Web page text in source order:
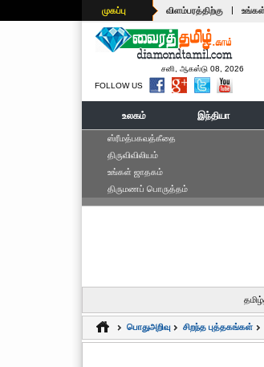
முகப்பு விளம்பரத்திற்கு | உங்கள்
சனி, ஆகஸ்டு 08, 2026
FOLLOW US
உலகம் இந்தியா
ஸ்ரீமத்பகவத்கீதை
திருவிவிலியம்
உங்கள் ஜாதகம்
திருமணப் பொருத்தம்
பொதுஅறிவு சிறந்த புத்தகங்கள்